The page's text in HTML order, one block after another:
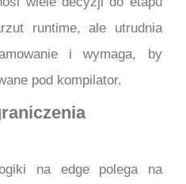
runtime, ale utrudnia
i wymaga, by
pod kompilator.
na edge polega na